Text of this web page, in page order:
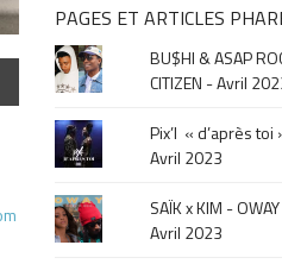
&
musique,
click
sur
le
mois
de
la
sortie
.
PAGES ET ARTICLES
BU$HI & ASAP
CITIZEN - Avril
Pix’l « d’après
Avril 2023
SAÏK x KIM -
Avril 2023